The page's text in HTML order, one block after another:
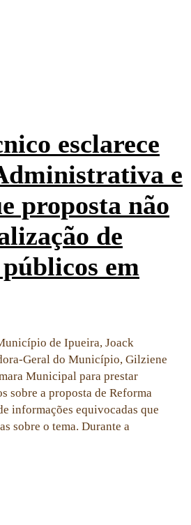
esclarece
e
proposta não
de
em
de Ipueira, Joack
Geral do Município, Gilziene
Municipal para prestar
sobre a proposta de Reforma
informações equivocadas que
sobre o tema. Durante a